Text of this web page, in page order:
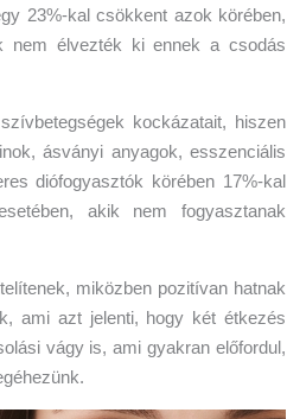
23%-kal csökkent azok körében,
nem élvezték ki ennek a csodás
kockázatait, hiszen
ásványi anyagok, esszenciális
diófogyasztók körében 17%-kal
akik nem fogyasztanak
miközben pozitívan hatnak
ami azt jelenti, hogy két étkezés
vágy is, ami gyakran előfordul,